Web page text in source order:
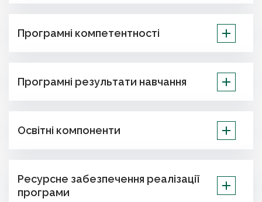
Програмні компетентності
Програмні результати навчання
Освітні компоненти
Ресурсне забезпечення реалізації
програми